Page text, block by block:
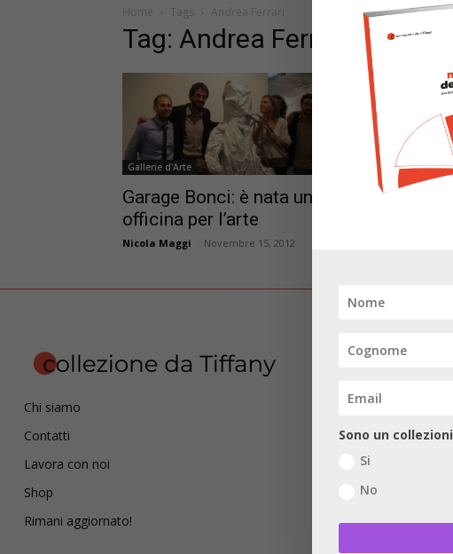
Home Tags Andrea Ferrari
Tag: Andrea Ferrari
Gallerie d'Arte
Garage Bonci: è nata una nuova
officina per l’arte
Nicola Maggi Novembre 15, 2012
Chi siamo
Contatti
Lavora con noi
Shop
Rimani aggiornato!
Sono un
Si
No